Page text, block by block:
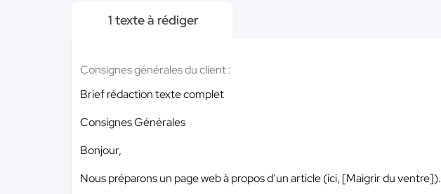
1 texte à rédiger
Consignes générales du client :
Brief rédaction texte complet
Consignes Générales
Bonjour,
Nous préparons un page web à propos d’un article (ici, [Maigrir du ventre]).